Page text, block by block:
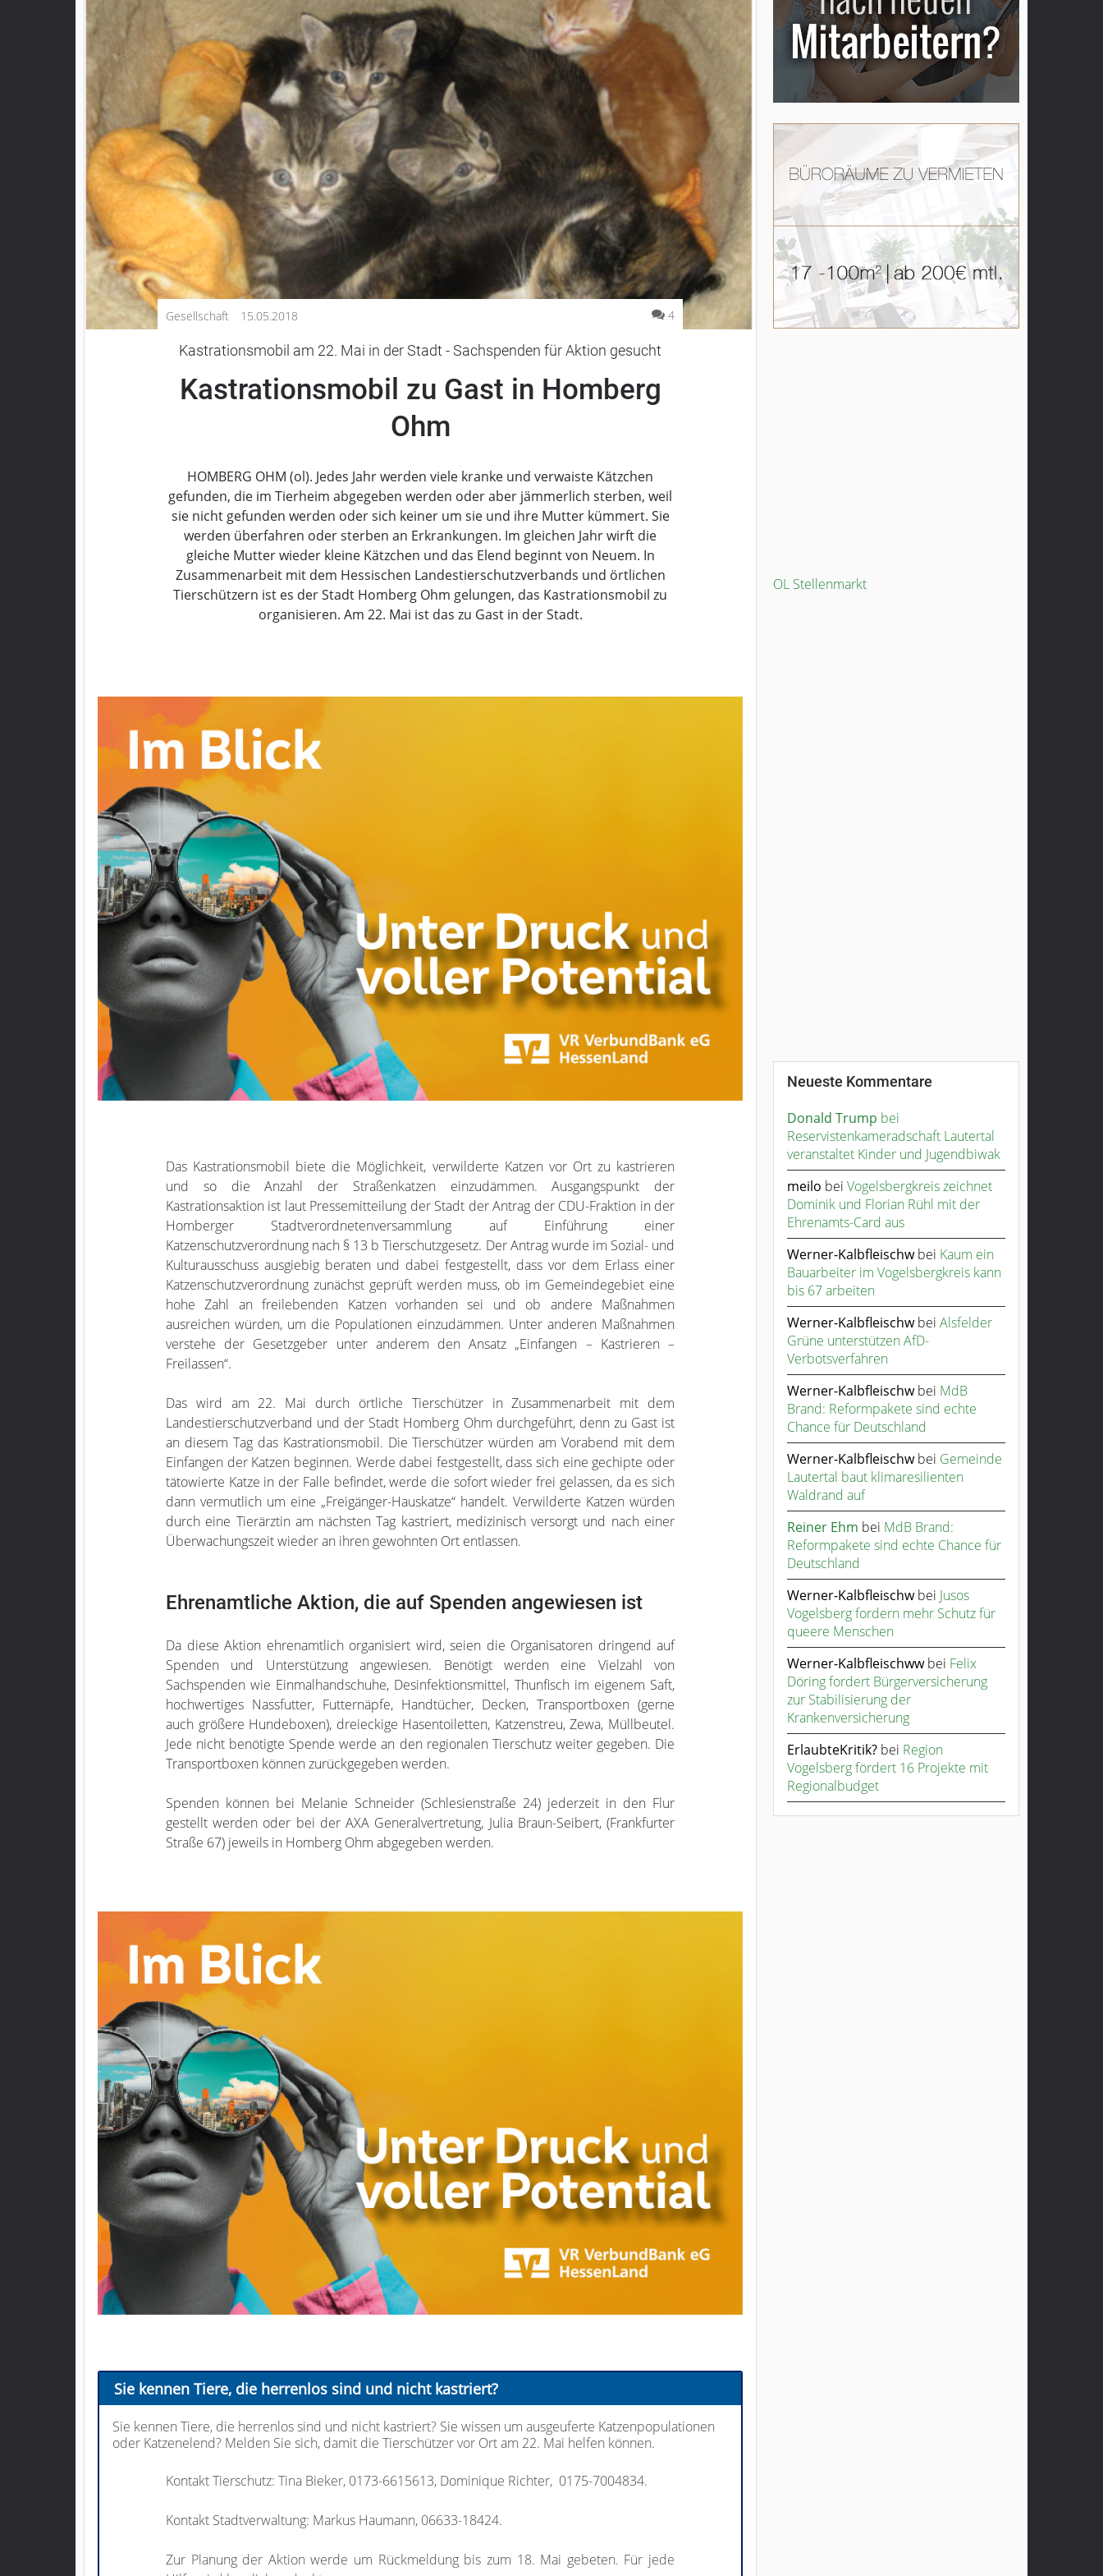
Kultur
Lifestyle
Wirtschaft
Vogelsberg
Alsfeld
Lauterbach
Romrod
Homberg
Ohm
Schotten
Schlitz
Antrifttal
Feldatal
Impressum
Datenschutzerklärung
Gesellschaft 15.05.2018 4
Kastrationsmobil am 22. Mai in der Stadt - Sachspenden für Aktion gesucht
Kastrationsmobil zu Gast in Homberg
Ohm
HOMBERG OHM (ol). Jedes Jahr werden viele kranke und verwaiste Kätzchen
gefunden, die im Tierheim abgegeben werden oder aber jämmerlich sterben, weil
sie nicht gefunden werden oder sich keiner um sie und ihre Mutter kümmert. Sie
werden überfahren oder sterben an Erkrankungen. Im gleichen Jahr wirft die
gleiche Mutter wieder kleine Kätzchen und das Elend beginnt von Neuem. In
Zusammenarbeit mit dem Hessischen Landestierschutzverbands und örtlichen
Tierschützern ist es der Stadt Homberg Ohm gelungen, das Kastrationsmobil zu
organisieren. Am 22. Mai ist das zu Gast in der Stadt.
Das Kastrationsmobil biete die Möglichkeit, verwilderte Katzen vor Ort zu kastrieren
und so die Anzahl der Straßenkatzen einzudämmen. Ausgangspunkt der
Kastrationsaktion ist laut Pressemitteilung der Stadt der Antrag der CDU-Fraktion in der
Homberger Stadtverordnetenversammlung auf Einführung einer
Katzenschutzverordnung nach § 13 b Tierschutzgesetz. Der Antrag wurde im Sozial- und
Kulturausschuss ausgiebig beraten und dabei festgestellt, dass vor dem Erlass einer
Katzenschutzverordnung zunächst geprüft werden muss, ob im Gemeindegebiet eine
hohe Zahl an freilebenden Katzen vorhanden sei und ob andere Maßnahmen
ausreichen würden, um die Populationen einzudämmen. Unter anderen Maßnahmen
verstehe der Gesetzgeber unter anderem den Ansatz „Einfangen – Kastrieren –
Freilassen“.
Das wird am 22. Mai durch örtliche Tierschützer in Zusammenarbeit mit dem
Landestierschutzverband und der Stadt Homberg Ohm durchgeführt, denn zu Gast ist
an diesem Tag das Kastrationsmobil. Die Tierschützer würden am Vorabend mit dem
Einfangen der Katzen beginnen. Werde dabei festgestellt, dass sich eine gechipte oder
tätowierte Katze in der Falle befindet, werde die sofort wieder frei gelassen, da es sich
dann vermutlich um eine „Freigänger-Hauskatze“ handelt. Verwilderte Katzen würden
durch eine Tierärztin am nächsten Tag kastriert, medizinisch versorgt und nach einer
Überwachungszeit wieder an ihren gewohnten Ort entlassen.
Ehrenamtliche Aktion, die auf Spenden angewiesen ist
Da diese Aktion ehrenamtlich organisiert wird, seien die Organisatoren dringend auf
Spenden und Unterstützung angewiesen. Benötigt werden eine Vielzahl von
Sachspenden wie Einmalhandschuhe, Desinfektionsmittel, Thunfisch im eigenem Saft,
hochwertiges Nassfutter, Futternäpfe, Handtücher, Decken, Transportboxen (gerne
auch größere Hundeboxen), dreieckige Hasentoiletten, Katzenstreu, Zewa, Müllbeutel.
Jede nicht benötigte Spende werde an den regionalen Tierschutz weiter gegeben. Die
Transportboxen können zurückgegeben werden.
Spenden können bei Melanie Schneider (Schlesienstraße 24) jederzeit in den Flur
gestellt werden oder bei der AXA Generalvertretung, Julia Braun-Seibert, (Frankfurter
Straße 67) jeweils in Homberg Ohm abgegeben werden.
Sie kennen Tiere, die herrenlos sind und nicht kastriert?
Sie kennen Tiere, die herrenlos sind und nicht kastriert? Sie wissen um ausgeuferte Katzenpopulationen
oder Katzenelend? Melden Sie sich, damit die Tierschützer vor Ort am 22. Mai helfen können.
Kontakt Tierschutz: Tina Bieker, 0173-6615613, Dominique Richter, 0175-7004834.
Kontakt Stadtverwaltung: Markus Haumann, 06633-18424.
Zur Planung der Aktion werde um Rückmeldung bis zum 18. Mai gebeten. Für jede
OL Stellenmarkt
Neueste Kommentare
Donald Trump bei
Reservistenkameradschaft Lautertal
veranstaltet Kinder und Jugendbiwak
meilo bei Vogelsbergkreis zeichnet
Dominik und Florian Rühl mit der
Ehrenamts-Card aus
Werner-Kalbfleischwbei Kaum ein
Bauarbeiter im Vogelsbergkreis kann
bis 67 arbeiten
Werner-Kalbfleischwbei Alsfelder
Grüne unterstützen AfD-
Verbotsverfahren
Werner-Kalbfleischwbei MdB
Brand: Reformpakete sind echte
Chance für Deutschland
Werner-Kalbfleischwbei Gemeinde
Lautertal baut klimaresilienten
Waldrand auf
Reiner Ehm bei MdB Brand:
Reformpakete sind echte Chance für
Deutschland
Werner-Kalbfleischwbei Jusos
Vogelsberg fordern mehr Schutz für
queere Menschen
Werner-Kalbfleischwwbei Felix
Döring fordert Bürgerversicherung
zur Stabilisierung der
Krankenversicherung
ErlaubteKritik? bei Region
Vogelsberg fördert 16 Projekte mit
Regionalbudget